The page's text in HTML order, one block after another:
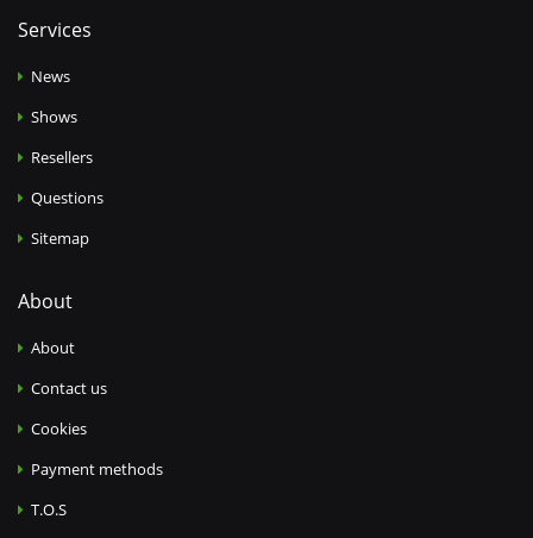
Services
News
Shows
Resellers
Questions
Sitemap
About
About
Contact us
Cookies
Payment methods
T.O.S